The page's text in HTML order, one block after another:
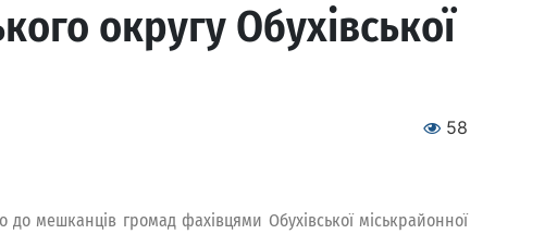
округу Обухівської
58
мешканців громад фахівцями Обухівської міськрайонної